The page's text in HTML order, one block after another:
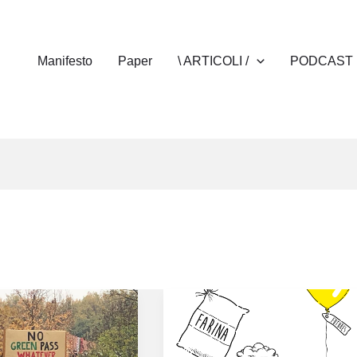
Manifesto
Paper \ ARTICOLI / PODCAST
Aumento
dei
prezzi: